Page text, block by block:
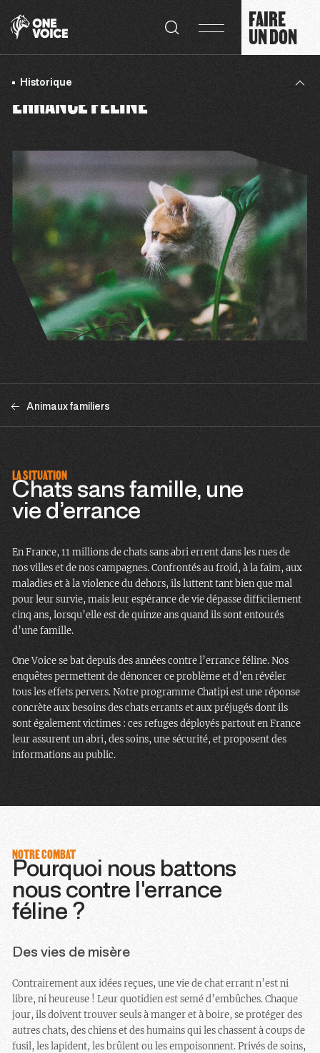
FAIRE
UN DON
ERRANCE FÉLINE
Animaux familiers
Historique
La situation
Chiffres clés
Nos propositions
Historique
LA SITUATION
Chats sans famille, une
vie d’errance
En France, 11 millions de chats sans abri errent dans les rues de
nos villes et de nos campagnes. Confrontés au froid, à la faim, aux
maladies et à la violence du dehors, ils luttent tant bien que mal
pour leur survie, mais leur espérance de vie dépasse difficilement
cinq ans, lorsqu’elle est de quinze ans quand ils sont entourés
d’une famille.
One Voice se bat depuis des années contre l’errance féline. Nos
enquêtes permettent de dénoncer ce problème et d’en révéler
tous les effets pervers. Notre programme Chatipi est une réponse
concrète aux besoins des chats errants et aux préjugés dont ils
sont également victimes : ces refuges déployés partout en France
leur assurent un abri, des soins, une sécurité, et proposent des
informations au public.
NOTRE COMBAT
Pourquoi nous battons
nous contre l'errance
féline ?
Des vies de misère
Contrairement aux idées reçues, une vie de chat errant n’est ni
libre, ni heureuse ! Leur quotidien est semé d’embûches. Chaque
jour, ils doivent trouver seuls à manger et à boire, se protéger des
autres chats, des chiens et des humains qui les chassent à coups de
fusil, les lapident, les brûlent ou les empoisonnent. Privés de soins,